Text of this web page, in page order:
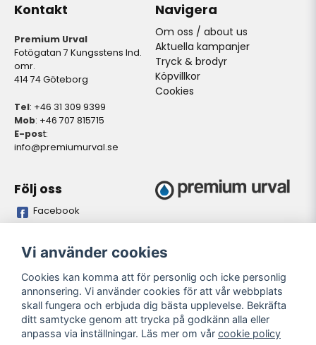
Kontakt
Premium Urval
Fotögatan 7 Kungsstens Ind.
omr.
414 74 Göteborg
Tel: +46 31 309 9399
Mob: +46 707 815715
E-post:
info@premiumurval.se
Navigera
Om oss / about us
Aktuella kampanjer
Tryck & brodyr
Köpvillkor
Cookies
Följ oss
Facebook
Bankgiro
5837-9371 528641-4
Öppettider butik
Oregelbundet. Önskas
personligt besök. Meddela
önskad tidpunkt så vi kan
Vi använder cookies
Cookies kan komma att för personlig och icke personlig
annonsering. Vi använder cookies för att vår webbplats
skall fungera och erbjuda dig bästa upplevelse. Bekräfta
ditt samtycke genom att trycka på godkänn alla eller
anpassa via inställningar. Läs mer om vår cookie policy